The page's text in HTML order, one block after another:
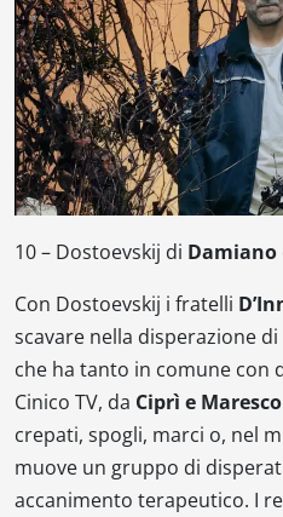
10 – Dostoevskij di Damiano
Con Dostoevskij i fratelli
scavare nella disperazione
che ha tanto in comune con
Cinico TV, da Ciprì e Maresco
crepati, spogli, marci o, nel
muove un gruppo di
accanimento terapeutico. I